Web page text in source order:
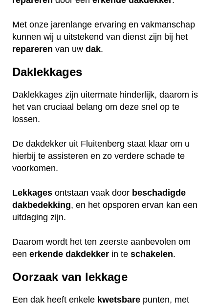
Met onze jarenlange ervaring en vakmanschap
kunnen wij u uitstekend van dienst zijn bij het
repareren van uw dak.
Daklekkages
Daklekkages zijn uitermate hinderlijk, daarom is
het van cruciaal belang om deze snel op te
lossen.
De dakdekker uit Fluitenberg staat klaar om u
hierbij te assisteren en zo verdere schade te
voorkomen.
Lekkages ontstaan vaak door beschadigde
dakbedekking, en het opsporen ervan kan een
uitdaging zijn.
Daarom wordt het ten zeerste aanbevolen om
een erkende dakdekker in te schakelen.
Oorzaak van lekkage
Een dak heeft enkele kwetsbare punten, met